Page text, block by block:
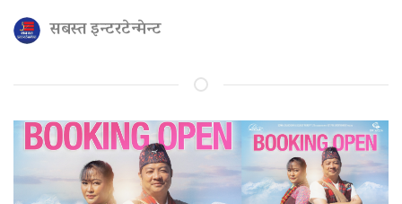
सबस्त इन्टरटेन्मेन्ट